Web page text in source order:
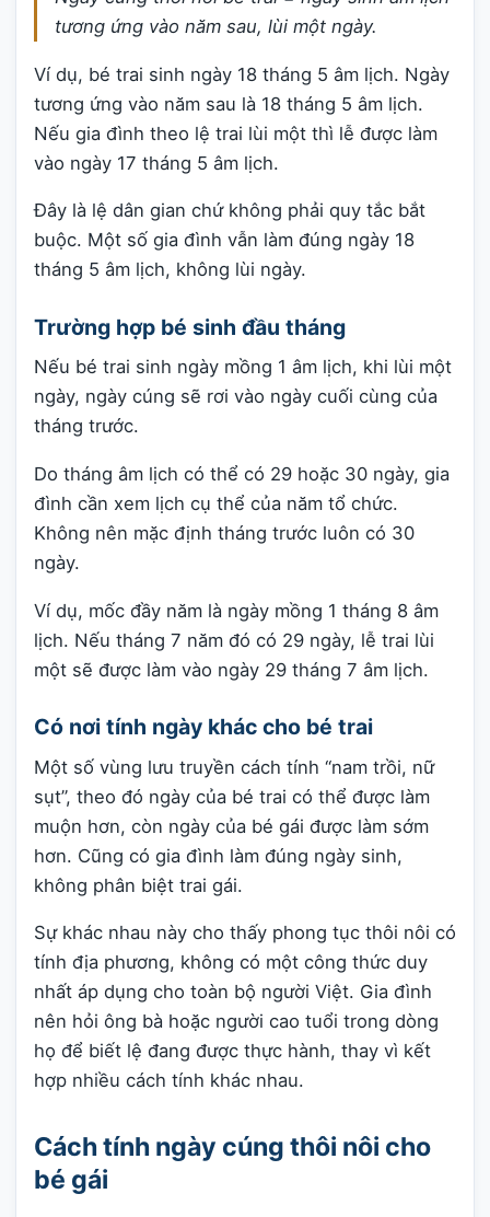
tương ứng vào năm sau, lùi một ngày.
Ví dụ, bé trai sinh ngày 18 tháng 5 âm lịch. Ngày
tương ứng vào năm sau là 18 tháng 5 âm lịch.
Nếu gia đình theo lệ trai lùi một thì lễ được làm
vào ngày 17 tháng 5 âm lịch.
Đây là lệ dân gian chứ không phải quy tắc bắt
buộc. Một số gia đình vẫn làm đúng ngày 18
tháng 5 âm lịch, không lùi ngày.
Trường hợp bé sinh đầu tháng
Nếu bé trai sinh ngày mồng 1 âm lịch, khi lùi một
ngày, ngày cúng sẽ rơi vào ngày cuối cùng của
tháng trước.
Do tháng âm lịch có thể có 29 hoặc 30 ngày, gia
đình cần xem lịch cụ thể của năm tổ chức.
Không nên mặc định tháng trước luôn có 30
ngày.
Ví dụ, mốc đầy năm là ngày mồng 1 tháng 8 âm
lịch. Nếu tháng 7 năm đó có 29 ngày, lễ trai lùi
một sẽ được làm vào ngày 29 tháng 7 âm lịch.
Có nơi tính ngày khác cho bé trai
Một số vùng lưu truyền cách tính “nam trồi, nữ
sụt”, theo đó ngày của bé trai có thể được làm
muộn hơn, còn ngày của bé gái được làm sớm
hơn. Cũng có gia đình làm đúng ngày sinh,
không phân biệt trai gái.
Sự khác nhau này cho thấy phong tục thôi nôi có
tính địa phương, không có một công thức duy
nhất áp dụng cho toàn bộ người Việt. Gia đình
nên hỏi ông bà hoặc người cao tuổi trong dòng
họ để biết lệ đang được thực hành, thay vì kết
hợp nhiều cách tính khác nhau.
Cách tính ngày cúng thôi nôi cho
bé gái